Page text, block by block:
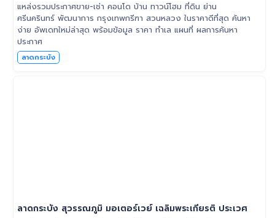
แหล่งรวมประกาศขาย-เช่า คอนโด บ้าน ทาวน์โฮม ที่ดิน ย่าน
ศรีนครินทร์ พัฒนาการ กรุงเทพกรีฑา สวนหลวง ในราคาดีที่สุด ค้นหา
ง่าย อัพเดทใหม่ล่าสุด พร้อมข้อมูล ราคา ทำเล แผนที่ ผลการค้นหา
ประกาศ
ลาดกระบัง
ลาดกระบัง สุวรรณภูมิ มอเตอร์เวย์ เฉลิมพระเกียรติ ประเวศ